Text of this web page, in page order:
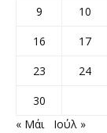
9
10
16
17
23
24
30
« Μάι
Ιούλ »